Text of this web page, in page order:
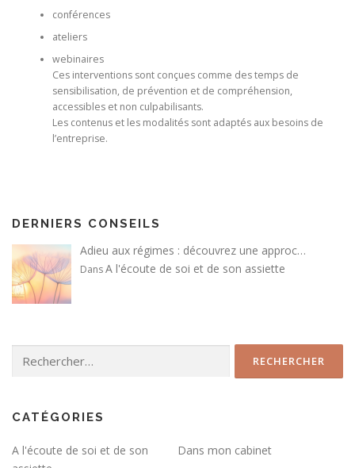
conférences
ateliers
webinaires
Ces interventions sont conçues comme des temps de
sensibilisation, de prévention et de compréhension,
accessibles et non culpabilisants.
Les contenus et les modalités sont adaptés aux besoins de
l’entreprise.
DERNIERS CONSEILS
Adieu aux régimes : découvrez une approc…
DansA l'écoute de soi et de son assiette
CATÉGORIES
A l'écoute de soi et de son
Dans mon cabinet